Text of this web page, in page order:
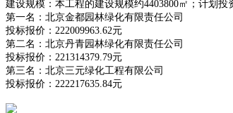
建设规模：本工程的建设规模约4403800㎡；计划
第一名：北京金都园林绿化有限责任公司
投标报价：222009963.62元
第二名：北京丹青园林绿化有限责任公司
投标报价：221314379.79元
第三名：北京三元绿化工程有限公司
投标报价：222217635.84元